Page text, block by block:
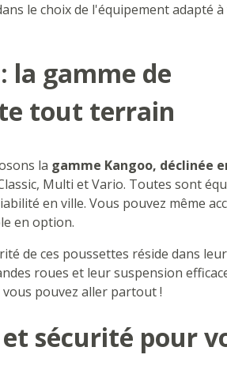
le choix de l'équipement adapté à
la gamme de
tout terrain
la gamme Kangoo, déclinée
Multi et Vario. Toutes sont
en ville. Vous pouvez même
en option.
de ces poussettes réside dans leur
roues et leur suspension
vous pouvez aller partout !
sécurité pour